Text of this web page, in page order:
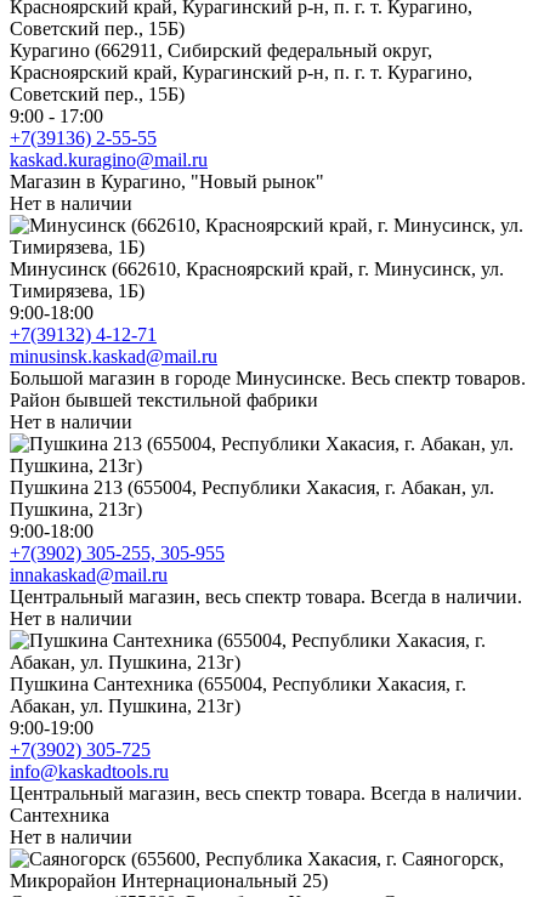
Курагино (662911, Сибирский федеральный округ,
Красноярский край, Курагинский р-н, п. г. т. Курагино,
Советский пер., 15Б)
9:00 - 17:00
+7(39136) 2-55-55
kaskad.kuragino@mail.ru
Магазин в Курагино, "Новый рынок"
Нет в наличии
Минусинск (662610, Красноярский край, г. Минусинск, ул.
Тимирязева, 1Б)
9:00-18:00
+7(39132) 4-12-71
minusinsk.kaskad@mail.ru
Большой магазин в городе Минусинске. Весь спектр товаров.
Район бывшей текстильной фабрики
Нет в наличии
Пушкина 213 (655004, Республики Хакасия, г. Абакан, ул.
Пушкина, 213г)
9:00-18:00
+7(3902) 305-255, 305-955
innakaskad@mail.ru
Центральный магазин, весь спектр товара. Всегда в наличии.
Нет в наличии
Пушкина Сантехника (655004, Республики Хакасия, г.
Абакан, ул. Пушкина, 213г)
9:00-19:00
+7(3902) 305-725
info@kaskadtools.ru
Центральный магазин, весь спектр товара. Всегда в наличии.
Сантехника
Нет в наличии